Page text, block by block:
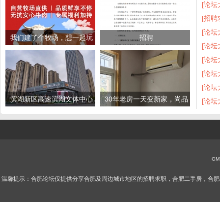
我们建了个牧场，想一起玩
吗？
招聘
滨湖新区高速滨湖文体中心
体育MALL近银泰旺
30年老房一天变新家，尚品
墙布这活儿确实地
[论坛
[招聘
[论坛
[论坛
[论坛
[论坛
[论坛
[论坛
温馨提示：合肥论坛仅提供分享合肥及周边城市地区的招聘求职，合肥二手房，合